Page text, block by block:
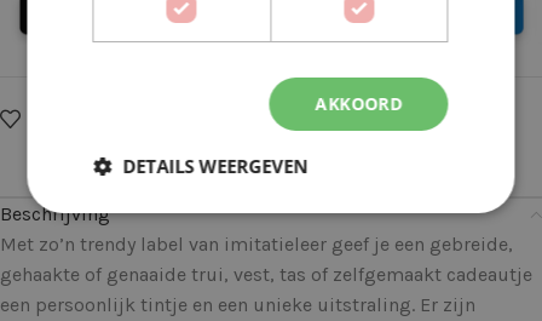
Delen:
Beschrijving
Met zo’n trendy label van imitatieleer geef je een gebreide,
gehaakte of genaaide trui, vest, tas of zelfgemaakt cadeautje
een persoonlijk tintje en een unieke uitstraling. Er zijn
AKKOORD
DETAILS WEERGEVEN